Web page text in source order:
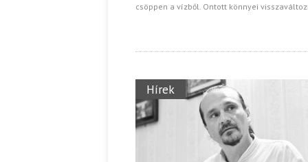
csöppen a vízből. Ontott könnyei
Hírek